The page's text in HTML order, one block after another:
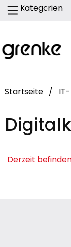
Kategorien
Startseite /
Derzeit